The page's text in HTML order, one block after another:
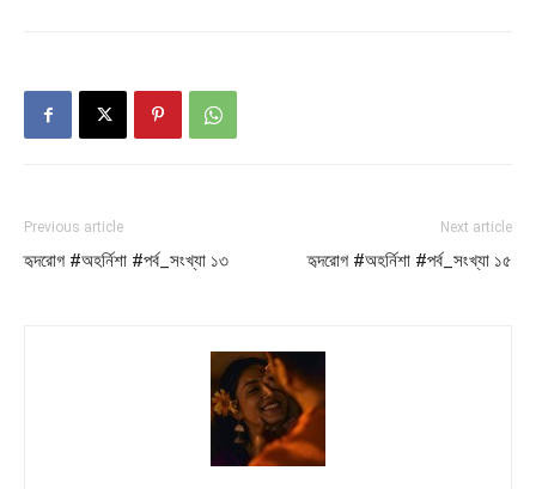
Previous article
হৃদরোগ #অহর্নিশা #পর্ব_সংখ্যা ১৩
Next article
হৃদরোগ #অহর্নিশা #পর্ব_সংখ্যা ১৫